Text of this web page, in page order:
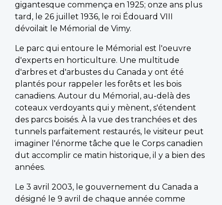
gigantesque commença en 1925; onze ans plus
tard, le 26 juillet 1936, le roi Édouard VIII
dévoilait le Mémorial de Vimy.
Le parc qui entoure le Mémorial est l'oeuvre
d'experts en horticulture. Une multitude
d'arbres et d'arbustes du Canada y ont été
plantés pour rappeler les forêts et les bois
canadiens. Autour du Mémorial, au-delà des
coteaux verdoyants qui y mènent, s'étendent
des parcs boisés. À la vue des tranchées et des
tunnels parfaitement restaurés, le visiteur peut
imaginer l'énorme tâche que le Corps canadien
dut accomplir ce matin historique, il y a bien des
années.
Le 3 avril 2003, le gouvernement du Canada a
désigné le 9 avril de chaque année comme